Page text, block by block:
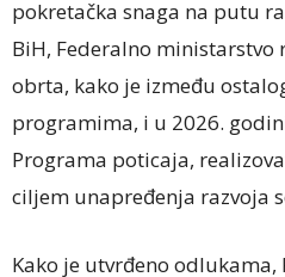
pokretačka snaga na putu
BiH, Federalno ministarstvo
obrta, kako je između
programima, i u 2026.
Programa poticaja,
ciljem unapređenja razvoja
Kako je utvrđeno